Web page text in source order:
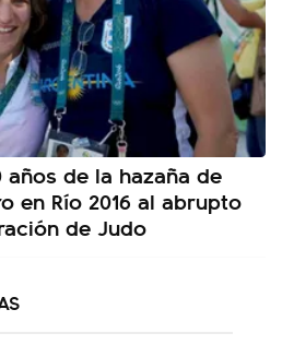
años de la hazaña de
en Río 2016 al abrupto
de Judo